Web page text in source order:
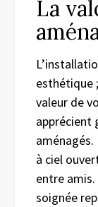
La
esthétique
valeur de
apprécient
à ciel
entre
soignée